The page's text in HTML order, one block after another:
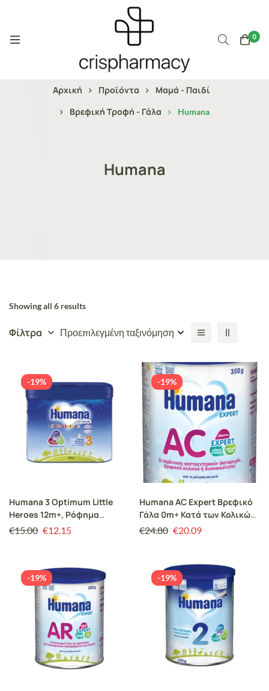
0
Αρχική Προϊόντα
Μαμά - Παιδί
Βρεφική Τροφή - Γάλα
Humana
Humana
Showing all 6 results
Φίλτρα Προεπιλεγμένη ταξινόμηση
-19%
Humana 3 Optimum Little
Heroes 12m+, Ρόφημα
Γάλακτος σε Σκόνη, 300g
€15.00 €12.15
-19%
Humana AC Expert Βρεφικό
Γάλα 0m+ Κατά των Κολικών
& της Δυσκοιλιότητας,
€24.80 €20.09
-19% -19%